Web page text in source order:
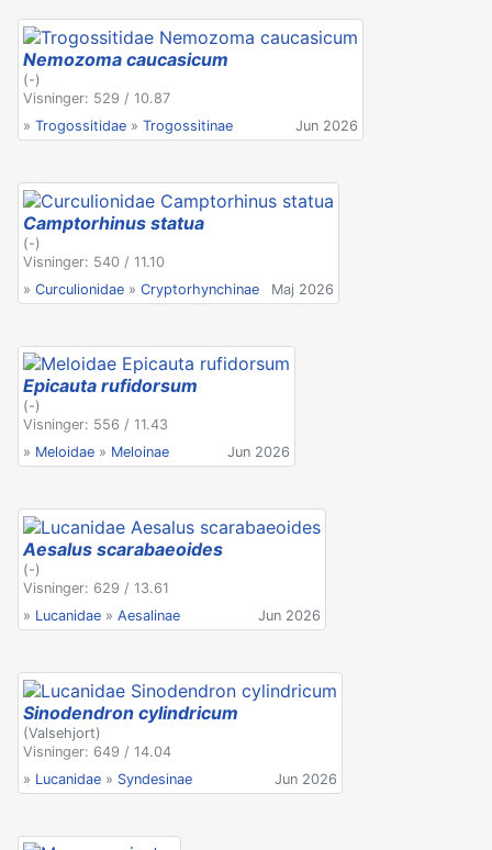
Nemozoma caucasicum
(-)
Visninger: 529 / 10.87
» Trogossitidae » Trogossitinae Jun 2026
Camptorhinus statua
(-)
Visninger: 540 / 11.10
» Curculionidae » Cryptorhynchinae Maj 2026
Epicauta rufidorsum
(-)
Visninger: 556 / 11.43
» Meloidae » Meloinae Jun 2026
Aesalus scarabaeoides
(-)
Visninger: 629 / 13.61
» Lucanidae » Aesalinae Jun 2026
Sinodendron cylindricum
(Valsehjort)
Visninger: 649 / 14.04
» Lucanidae » Syndesinae Jun 2026